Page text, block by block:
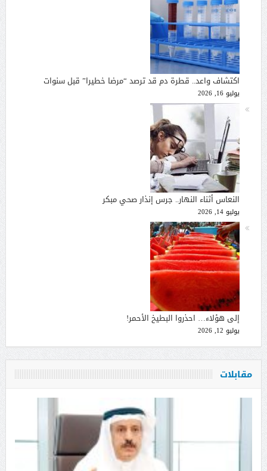
اكتشاف واعد.. قطرة دم قد ترصد “مرضا خطيرا” قبل سنوات
يوليو 16, 2026
النعاس أثناء النهار.. جرس إنذار صحي مبكر
يوليو 14, 2026
إلى هؤلاء… احذروا البطيخ الأحمر!
يوليو 12, 2026
مقابلات